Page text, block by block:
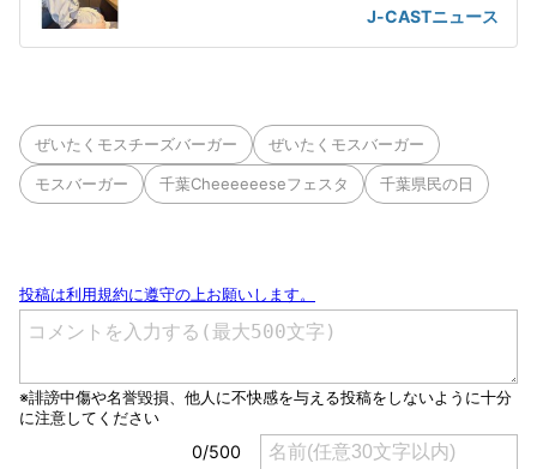
J-CASTニュース
ぜいたくモスチーズバーガー ぜいたくモスバーガー
モスバーガー 千葉Cheeeeeeseフェスタ 千葉県民の日